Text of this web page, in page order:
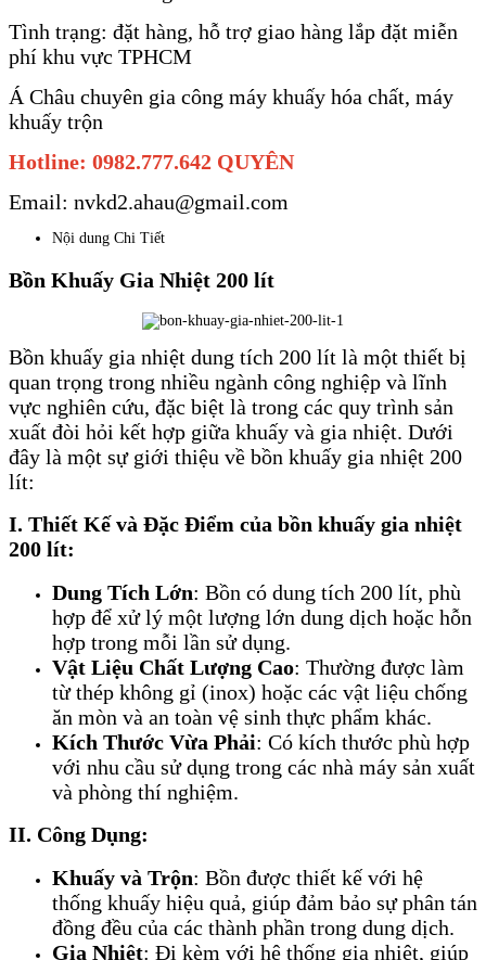
Tình trạng: đặt hàng, hỗ trợ giao hàng lắp đặt miễn
phí khu vực TPHCM
Á Châu chuyên gia công máy khuấy hóa chất, máy
khuấy trộn
Hotline: 0982.777.642 QUYÊN
Email: nvkd2.ahau@gmail.com
Nội dung Chi Tiết
Bồn Khuấy Gia Nhiệt 200 lít
Bồn khuấy gia nhiệt dung tích 200 lít là một thiết bị
quan trọng trong nhiều ngành công nghiệp và lĩnh
vực nghiên cứu, đặc biệt là trong các quy trình sản
xuất đòi hỏi kết hợp giữa khuấy và gia nhiệt. Dưới
đây là một sự giới thiệu về bồn khuấy gia nhiệt 200
lít:
I. Thiết Kế và Đặc Điểm của bồn khuấy gia nhiệt
200 lít:
Dung Tích Lớn: Bồn có dung tích 200 lít, phù
hợp để xử lý một lượng lớn dung dịch hoặc hỗn
hợp trong mỗi lần sử dụng.
Vật Liệu Chất Lượng Cao: Thường được làm
từ thép không gỉ (inox) hoặc các vật liệu chống
ăn mòn và an toàn vệ sinh thực phẩm khác.
Kích Thước Vừa Phải: Có kích thước phù hợp
với nhu cầu sử dụng trong các nhà máy sản xuất
và phòng thí nghiệm.
II. Công Dụng:
Khuấy và Trộn: Bồn được thiết kế với hệ
thống khuấy hiệu quả, giúp đảm bảo sự phân tán
đồng đều của các thành phần trong dung dịch.
Gia Nhiệt: Đi kèm với hệ thống gia nhiệt, giúp